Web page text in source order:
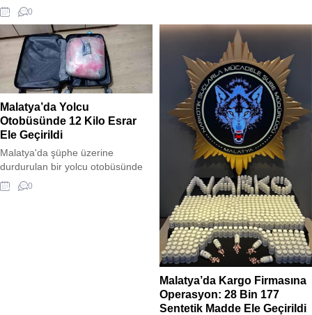
aramada 25 adet darphane
basımı olmayan düşük ayarlı
cumhuriyet altını ile suçtan elde
edildiği değerlendirilen 43 bin 650
TL para ele geçirildi. Olayda 3
zanlı gözaltına alındı.
0
gerçekleştirilen operasyonda 2
zanlı gözaltına alındı. Soruşturma
devam ediyor.
Malatya’da Yolcu
Otobüsünde 12 Kilo Esrar
Ele Geçirildi
Malatya'da şüphe üzerine
durdurulan bir yolcu otobüsünde
yapılan aramada, bir bayan
yolcuya ait valiz içerisinde 12 kilo
0
Malatya’da Kargo Firmasına
Operasyon: 28 Bin 177
Sentetik Madde Ele Geçirildi